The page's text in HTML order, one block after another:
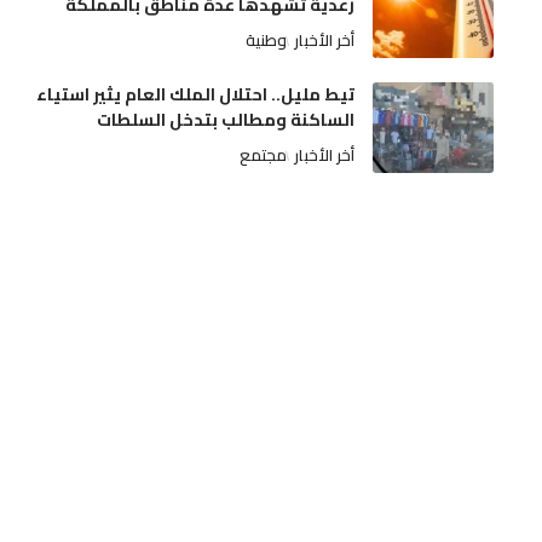
أخر الأخبار وطنية
تيط مليل.. احتلال الملك العام يثير استياء
الساكنة ومطالب بتدخل السلطات
أخر الأخبار مجتمع